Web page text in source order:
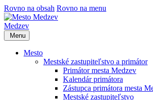
Rovno na obsah Rovno na menu
Medzev
Menu
Mesto
Mestské zastupiteľstvo a primátor
Primátor mesta Medzev
Kalendár primátora
Zástupca primátora mesta
Mestské zastupiteľstvo